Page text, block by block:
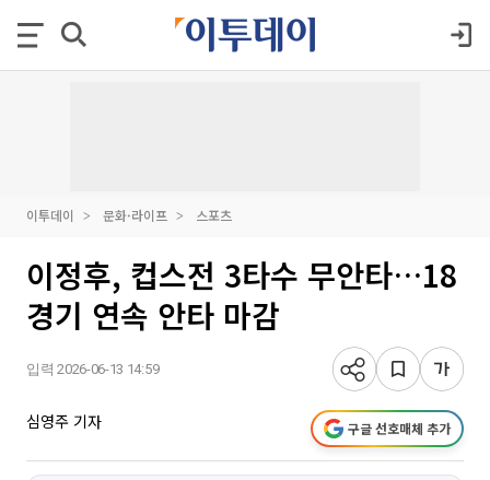
이투데이 문화·라이프 스포츠
이정후, 컵스전 3타수 무안타…18
경기 연속 안타 마감
입력 2026-06-13 14:59
심영주 기자 구글 선호매체 추가